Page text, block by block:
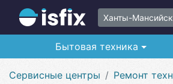
Ханты-Мансийск
Бытовая техника
Сервисные центры Ремонт